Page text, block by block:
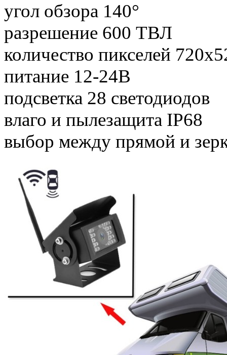
угол обзора 140°
разрешение 600 ТВЛ
количество пикселей
питание 12-24В
подсветка 28 светодиодов
влаго и пылезащита IP68
выбор между прямой и